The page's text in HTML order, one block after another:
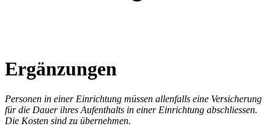
Ergänzungen
Personen in einer Einrichtung müssen allenfalls eine Versicherung
für die Dauer ihres Aufenthalts in einer Einrichtung abschliessen.
Die Kosten sind zu übernehmen.